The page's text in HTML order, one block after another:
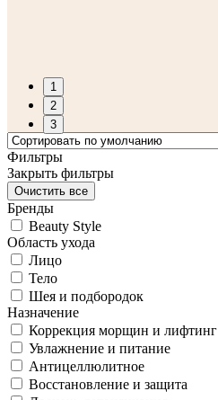
1
2
3
Фильтры
Закрыть фильтры
Бренды
Beauty Style
Область ухода
Лицо
Тело
Шея и подбородок
Назначение
Коррекция морщин и лифтинг
Увлажнение и питание
Антицеллюлитное
Восстановление и защита